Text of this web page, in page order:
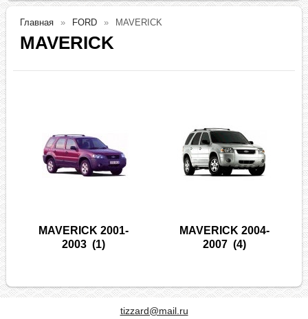
Главная FORD MAVERICK
MAVERICK
MAVERICK 2001-
2003 (1)
MAVERICK 2004-
2007(4)
tizzard@mail.ru